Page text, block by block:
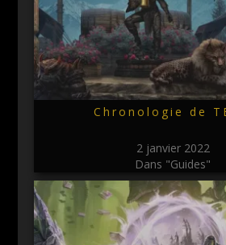
Chronologie de
2 janvier 2022
Dans "Guides"